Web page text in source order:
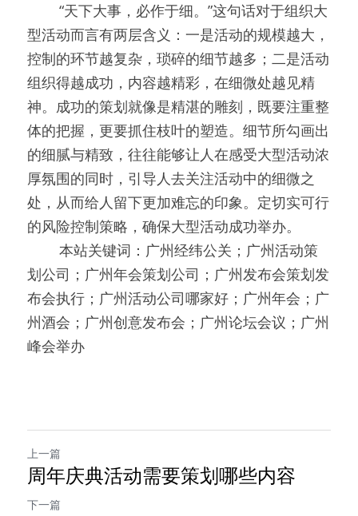
“天下大事，必作于细。”这句话对于组织大
型活动而言有两层含义：一是活动的规模越大，
控制的环节越复杂，琐碎的细节越多；二是活动
组织得越成功，内容越精彩，在细微处越见精
神。成功的策划就像是精湛的雕刻，既要注重整
体的把握，更要抓住枝叶的塑造。细节所勾画出
的细腻与精致，往往能够让人在感受大型活动浓
厚氛围的同时，引导人去关注活动中的细微之
处，从而给人留下更加难忘的印象。定切实可行
的风险控制策略，确保大型活动成功举办。
本站关键词：广州经纬公关；广州活动策
划公司；广州年会策划公司；广州发布会策划发
布会执行；广州活动公司哪家好；广州年会；广
州酒会；广州创意发布会；广州论坛会议；广州
峰会举办
上一篇
周年庆典活动需要策划哪些内容
下一篇